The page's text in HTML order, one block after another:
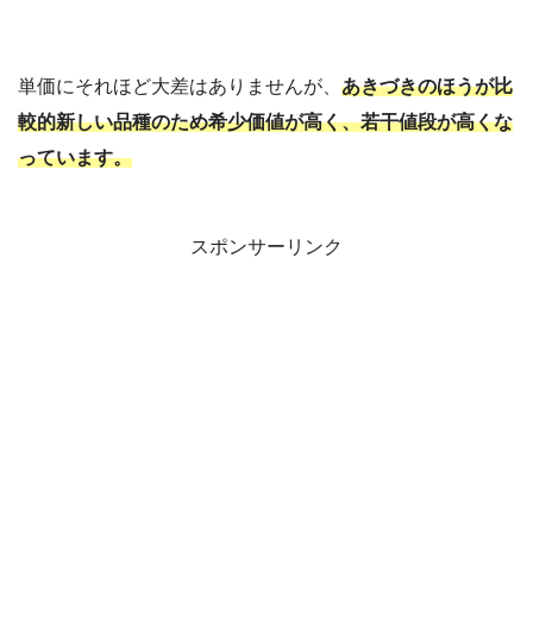
単価にそれほど大差はありませんが、 あきづきのほうが比
較的新しい品種のため希少価値が高く、若干値段が高くな
っています。
スポンサーリンク